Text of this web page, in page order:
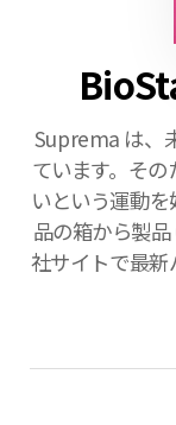
Suprema は、
ています。そ
いという運動
品の箱から製
社サイトで最